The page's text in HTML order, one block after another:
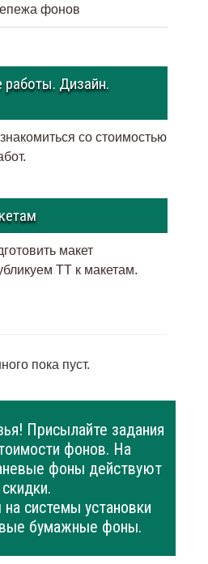
фонов
Дизайн.
со стоимостью
макет
ТТ к макетам.
пока пуст.
Присылайте задания
фонов. На
фоны действуют
скидки.
системы установки
бумажные фоны.